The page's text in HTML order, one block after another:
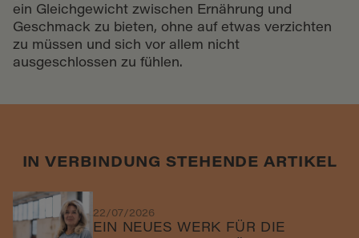
ein Gleichgewicht zwischen Ernährung und
Geschmack zu bieten, ohne auf etwas verzichten
zu müssen und sich vor allem nicht
ausgeschlossen zu fühlen.
IN VERBINDUNG STEHENDE ARTIKEL
22/07/2026
EIN NEUES WERK FÜR DIE